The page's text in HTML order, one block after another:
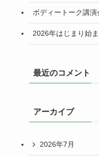
ボディートーク講演
2026年はじまり始ま
最近のコメント
アーカイブ
2026年7月